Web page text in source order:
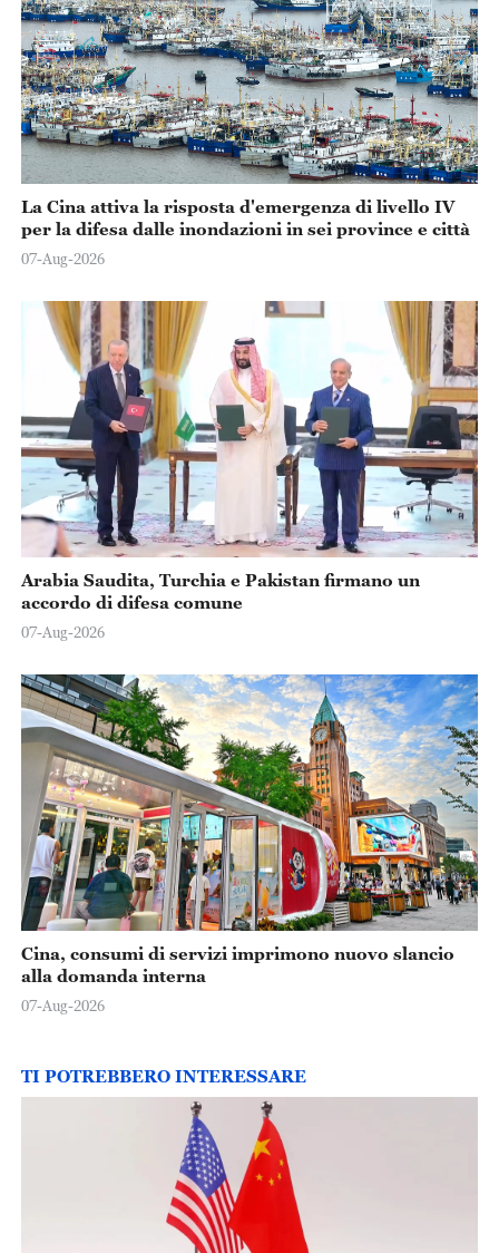
La Cina attiva la risposta d'emergenza di livello IV
per la difesa dalle inondazioni in sei province e città
07-Aug-2026
Arabia Saudita, Turchia e Pakistan firmano un
accordo di difesa comune
07-Aug-2026
Cina, consumi di servizi imprimono nuovo slancio
alla domanda interna
07-Aug-2026
TI POTREBBERO INTERESSARE